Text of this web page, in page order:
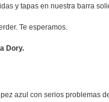
y tapas en nuestra barra
Te esperamos.
Dory.
azul con serios problemas